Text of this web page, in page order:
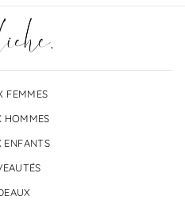
FEMMES
HOMMES
ENFANTS